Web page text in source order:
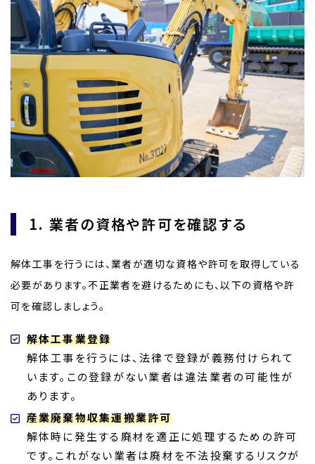
1. 業者の資格や許可を確認する
解体工事を行うには、業者が適切な資格や許可を取得している
必要があります。不正業者を避けるためにも、以下の資格や許
可を確認しましょう。
解体工事業登録
解体工事を行うには、法律で登録が義務付けられて
います。この登録がない業者は違法業者の可能性が
あります。
産業廃棄物収集運搬業許可
解体時に発生する廃材を適正に処理するための許可
です。これがない業者は廃材を不法投棄するリスクが